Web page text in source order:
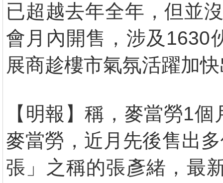
已超越去年全年，但並
會月內開售，涉及1630
展商趁樓市氣氛活躍加
【明報】稱，麥當勞1
麥當勞，近月先後售出
張」之稱的張彥緒，最